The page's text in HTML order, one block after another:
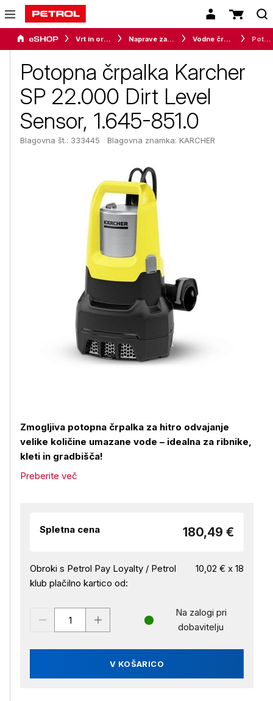
Vrt in orodje Naprave za vrt in okolico Vodne črpalke
Potopna črpalka Karcher
SP 22.000 Dirt Level
Sensor, 1.645-851.0
Blagovna št.: 333445 Blagovna znamka: KARCHER
Zmogljiva potopna črpalka za hitro odvajanje
velike količine umazane vode – idealna za ribnike,
kleti in gradbišča!
Preberite več
Spletna cena 180,49 €
Obroki s Petrol Pay Loyalty / Petrol
klub plačilno kartico od:
10,02 € x 18
V KOŠARICO
Na zalogi pri
dobavitelju